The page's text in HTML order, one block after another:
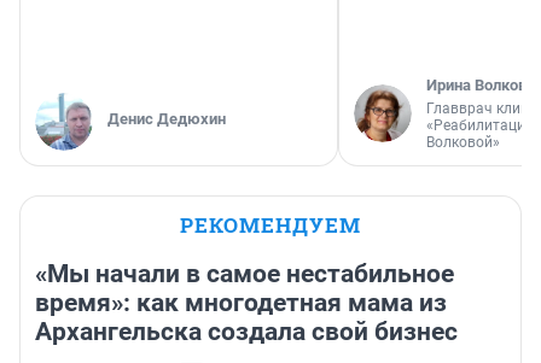
Денис Дедюхин
Ирина Волкова
Главврач
«Реабилитация
Волковой»
РЕКОМЕНДУЕМ
«Мы начали в самое нестабильное
время»: как многодетная мама из
Архангельска создала свой бизнес